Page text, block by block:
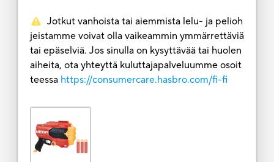
Jotkut vanhoista tai aiemmista lelu- ja pelioh
jeistamme voivat olla vaikeammin ymmärrettäviä
tai epäselviä. Jos sinulla on kysyttävää tai huolen
aiheita, ota yhteyttä kuluttajapalveluumme osoit
teessa https://consumercare.hasbro.com/fi-fi